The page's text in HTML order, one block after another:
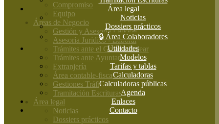
Área legal
Noticias
Dossiers prácticos
🔒 Área Colaboradores
Utilidades
Modelos
Tarifas y tablas
Calculadoras
Calculadoras públicas
Agenda
Enlaces
Contacto
Compromiso
Equipo
Áreas de Negocio
Gestión y Asesoría Laboral
Asesoría Jurídico - Laboral
Trámites ante el Govern Balear
Trámites ante Ayuntamientos
Extranjería
Área contable-fiscal
Gestiones Tráfico
Tramitación Escrituras
Área legal
Noticias
Dossiers prácticos